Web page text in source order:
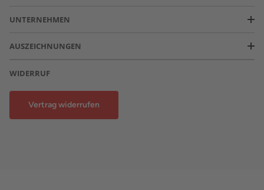
UNTERNEHMEN
AUSZEICHNUNGEN
WIDERRUF
Vertrag widerrufen